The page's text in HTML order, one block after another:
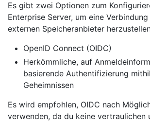
Es gibt zwei Optionen zum
Enterprise Server, um eine
externen Speicheranbieter
OpenID Connect (OIDC)
Herkömmliche, auf
basierende Authentifizierung
Geheimnissen
Es wird empfohlen, OIDC nach
verwenden, da du keine vertraulichen